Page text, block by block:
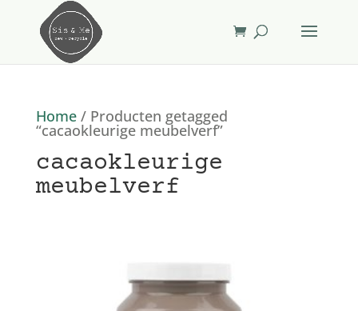
Home/ Producten getagged
“cacaokleurige meubelverf”
cacaokleurige
meubelverf